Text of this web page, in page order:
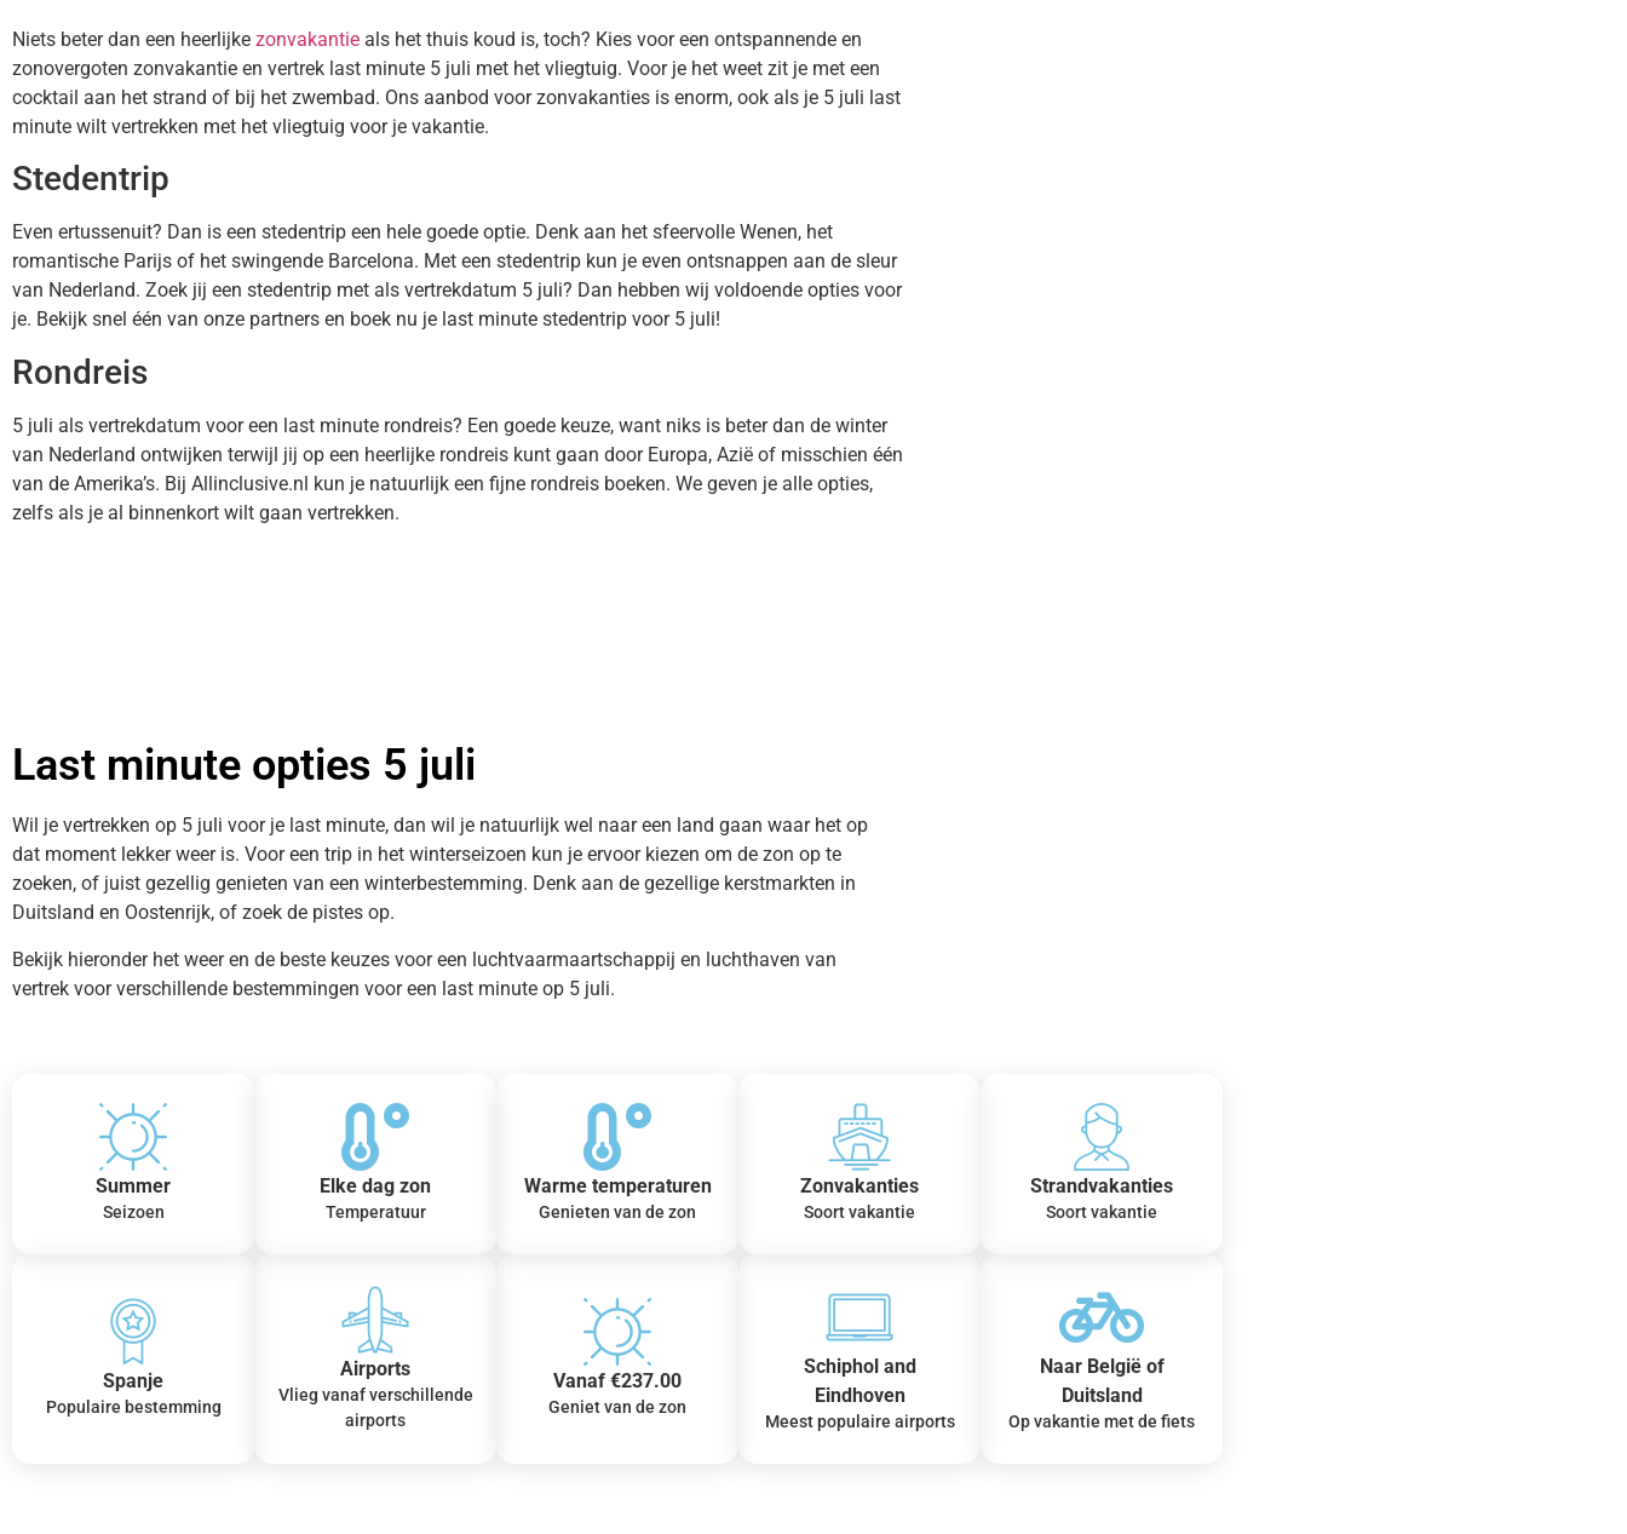
Niets beter dan een heerlijke zonvakantie als het thuis koud is, toch? Kies voor een ontspannende en
zonovergoten zonvakantie en vertrek last minute 5 juli met het vliegtuig. Voor je het weet zit je met een
cocktail aan het strand of bij het zwembad. Ons aanbod voor zonvakanties is enorm, ook als je 5 juli last
minute wilt vertrekken met het vliegtuig voor je vakantie.
Stedentrip
Even ertussenuit? Dan is een stedentrip een hele goede optie. Denk aan het sfeervolle Wenen, het
romantische Parijs of het swingende Barcelona. Met een stedentrip kun je even ontsnappen aan de sleur
van Nederland. Zoek jij een stedentrip met als vertrekdatum 5 juli? Dan hebben wij voldoende opties voor
je. Bekijk snel één van onze partners en boek nu je last minute stedentrip voor 5 juli!
Rondreis
5 juli als vertrekdatum voor een last minute rondreis? Een goede keuze, want niks is beter dan de winter
van Nederland ontwijken terwijl jij op een heerlijke rondreis kunt gaan door Europa, Azië of misschien één
van de Amerika’s. Bij Allinclusive.nl kun je natuurlijk een fijne rondreis boeken. We geven je alle opties,
zelfs als je al binnenkort wilt gaan vertrekken.
Last minute opties 5 juli
Wil je vertrekken op 5 juli voor je last minute, dan wil je natuurlijk wel naar een land gaan waar het op
dat moment lekker weer is. Voor een trip in het winterseizoen kun je ervoor kiezen om de zon op te
zoeken, of juist gezellig genieten van een winterbestemming. Denk aan de gezellige kerstmarkten in
Duitsland en Oostenrijk, of zoek de pistes op.
Bekijk hieronder het weer en de beste keuzes voor een luchtvaarmaartschappij en luchthaven van
vertrek voor verschillende bestemmingen voor een last minute op 5 juli.
Summer
Seizoen
Elke dag zon
Temperatuur
Warme temperaturen
Genieten van de zon
Zonvakanties
Soort vakantie
Strandvakanties
Soort vakantie
Spanje
Populaire bestemming
Airports
Vlieg vanaf verschillende
airports
Vanaf €237.00
Geniet van de zon
Schiphol and
Eindhoven
Meest populaire airports
Naar België of
Duitsland
Op vakantie met de fiets